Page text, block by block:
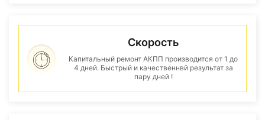
Скорость
Капитальный ремонт АКПП производится от 1 до
4 дней. Быстрый и качественнвй результат за
пару дней !